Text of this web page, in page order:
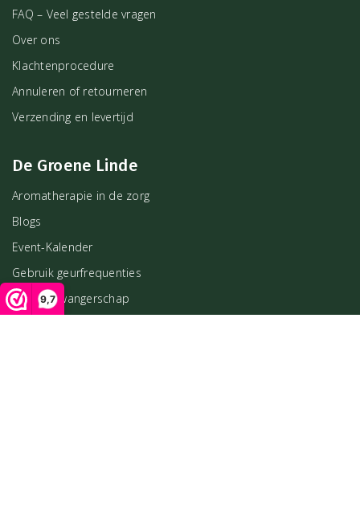
9,7
FAQ – Veel gestelde vragen
Over ons
Klachtenprocedure
Annuleren of retourneren
Verzending en levertijd
De Groene Linde
Aromatherapie in de zorg
Blogs
Event-Kalender
Gebruik geurfrequenties
Olie en zwangerschap